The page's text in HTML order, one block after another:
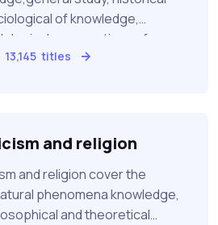
of knowledge,
perspectives of
methodological of science
13,145 titles
and religion
and religion cover the
phenomena knowledge,
and theoretical